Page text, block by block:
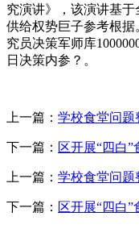
究演讲》，该演讲基
供给权势巨子参考根据
究员决策军师库
日决策内参？。
上一篇： 学校食堂问题
下一篇： 区开展“四白
上一篇： 学校食堂问题
下一篇： 区开展“四白